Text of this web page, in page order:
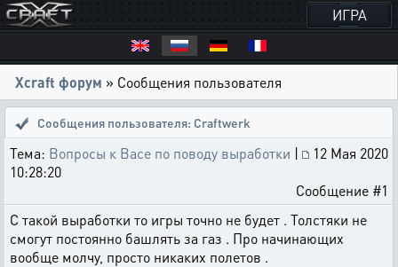
ИГРА
Xcraft форум » Сообщения пользователя
Сообщения пользователя: Craftwerk
Тема: Вопросы к Васе по поводу выработки |
12 Мая 2020
10:28:20
Сообщение #1
С такой выработки то игры точно не будет . Толстяки не
смогут постоянно башлять за газ . Про начинающих
вообще молчу, просто никаких полетов .